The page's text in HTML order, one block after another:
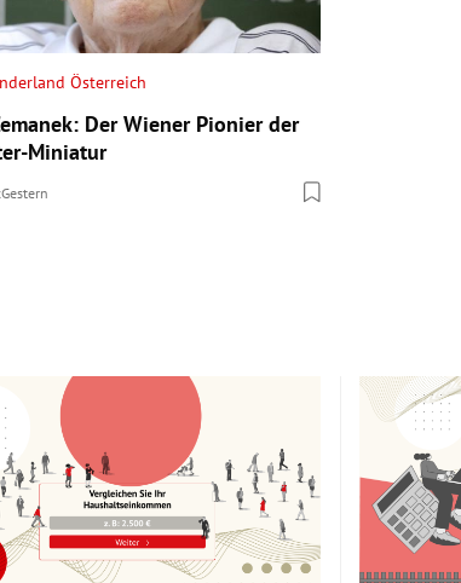
Österreich
Der Wiener Pionier der
Miniatur
Gestern